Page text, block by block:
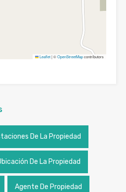
Leaflet|©OpenStreetMapcontributors
De La Propiedad
De La Propiedad
Agente De Propiedad